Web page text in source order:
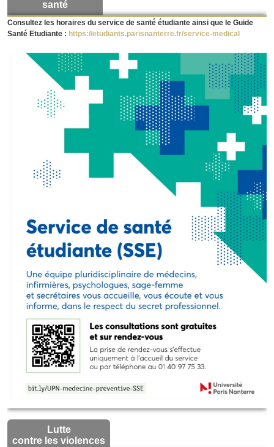
santé
Consultez les horaires du service de santé étudiante ainsi que le Guide
Santé Etudiante : https://etudiants.parisnanterre.fr/service-medical
Lutte
contre les violences